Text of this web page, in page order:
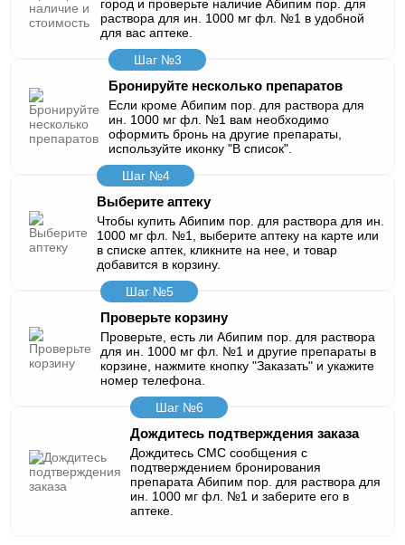
город и проверьте наличие Абипим пор. для
раствора для ин. 1000 мг фл. №1 в удобной
для вас аптеке.
Шаг №3
Бронируйте несколько препаратов
Если кроме Абипим пор. для раствора для
ин. 1000 мг фл. №1 вам необходимо
оформить бронь на другие препараты,
используйте иконку "В список".
Шаг №4
Выберите аптеку
Чтобы купить Абипим пор. для раствора для ин.
1000 мг фл. №1, выберите аптеку на карте или
в списке аптек, кликните на нее, и товар
добавится в корзину.
Шаг №5
Проверьте корзину
Проверьте, есть ли Абипим пор. для раствора
для ин. 1000 мг фл. №1 и другие препараты в
корзине, нажмите кнопку "Заказать" и укажите
номер телефона.
Шаг №6
Дождитесь подтверждения заказа
Дождитесь СМС сообщения с
подтверждением бронирования
препарата Абипим пор. для раствора для
ин. 1000 мг фл. №1 и заберите его в
аптеке.